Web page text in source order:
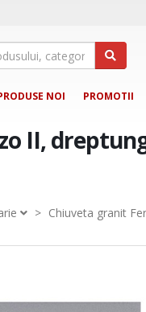
NOI PROMOTII
II,
> Chiuveta granit